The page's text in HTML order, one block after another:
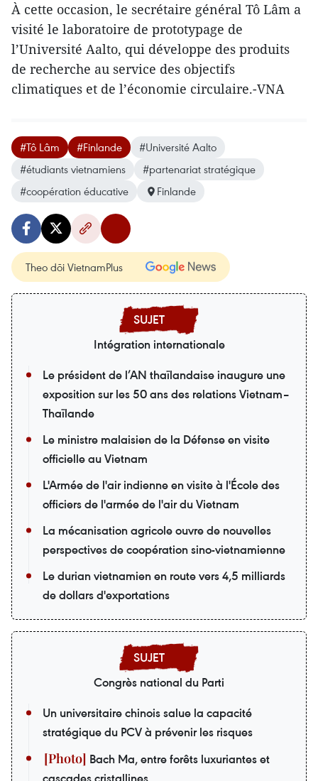
À cette occasion, le secrétaire général Tô Lâm a
visité le laboratoire de prototypage de
l’Université Aalto, qui développe des produits
de recherche au service des objectifs
climatiques et de l’économie circulaire.-VNA
#Tô Lâm #Finlande
#Université Aalto
#étudiants vietnamiens
#partenariat stratégique
#coopération éducative
Finlande
Theo dõi VietnamPlus
Intégration internationale
Le président de l’AN thaïlandaise inaugure une
exposition sur les 50 ans des relations Vietnam–
Thaïlande
Le ministre malaisien de la Défense en visite
officielle au Vietnam
L'Armée de l'air indienne en visite à l'École des
officiers de l'armée de l'air du Vietnam
La mécanisation agricole ouvre de nouvelles
perspectives de coopération sino-vietnamienne
Le durian vietnamien en route vers 4,5 milliards
de dollars d'exportations
Congrès national du Parti
Un universitaire chinois salue la capacité
stratégique du PCV à prévenir les risques
Bach Ma, entre forêts luxuriantes et